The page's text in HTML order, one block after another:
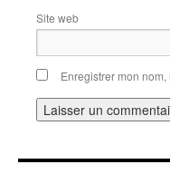
Site web
Enregistrer mon